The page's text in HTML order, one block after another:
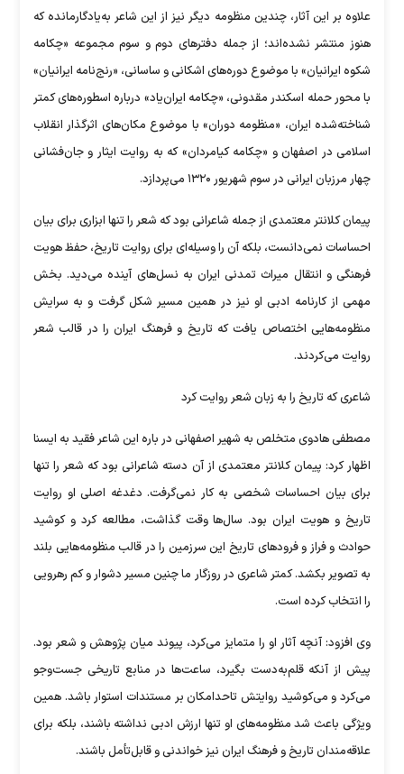
علاوه بر این آثار، چندین منظومه دیگر نیز از این شاعر به‌یادگارمانده که
هنوز منتشر نشده‌اند؛ از جمله دفترهای دوم و سوم مجموعه «چکامه
شکوه ایرانیان» با موضوع دوره‌های اشکانی و ساسانی، «رنج‌نامه ایرانیان»
با محور حمله اسکندر مقدونی، «چکامه ایران‌یاد» درباره اسطوره‌های کمتر
شناخته‌شده ایران، «منظومه دوران» با موضوع مکان‌های اثرگذار انقلاب
اسلامی در اصفهان و «چکامه کیامردان» که به روایت ایثار و جان‌فشانی
چهار مرزبان ایرانی در سوم شهریور ۱۳۲۰ می‌پردازد.
پیمان کلانتر معتمدی از جمله شاعرانی بود که شعر را تنها ابزاری برای بیان
احساسات نمی‌دانست، بلکه آن را وسیله‌ای برای روایت تاریخ، حفظ هویت
فرهنگی و انتقال میراث تمدنی ایران به نسل‌های آینده می‌دید. بخش
مهمی از کارنامه ادبی او نیز در همین مسیر شکل گرفت و به سرایش
منظومه‌هایی اختصاص یافت که تاریخ و فرهنگ ایران را در قالب شعر
روایت می‌کردند.
شاعری که تاریخ را به زبان شعر روایت کرد
مصطفی هادوی متخلص به شهیر اصفهانی در باره این شاعر فقید به ایسنا
اظهار کرد: پیمان کلانتر معتمدی از آن دسته شاعرانی بود که شعر را تنها
برای بیان احساسات شخصی به کار نمی‌گرفت. دغدغه اصلی او روایت
تاریخ و هویت ایران بود. سال‌ها وقت گذاشت، مطالعه کرد و کوشید
حوادث و فراز و فرودهای تاریخ این سرزمین را در قالب منظومه‌هایی بلند
به تصویر بکشد. کمتر شاعری در روزگار ما چنین مسیر دشوار و کم رهرویی
را انتخاب کرده است.
وی افزود: آنچه آثار او را متمایز می‌کرد، پیوند میان پژوهش و شعر بود.
پیش از آنکه قلم‌به‌دست بگیرد، ساعت‌ها در منابع تاریخی جست‌وجو
می‌کرد و می‌کوشید روایتش تاحدامکان بر مستندات استوار باشد. همین
ویژگی باعث شد منظومه‌های او تنها ارزش ادبی نداشته باشند، بلکه برای
علاقه‌مندان تاریخ و فرهنگ ایران نیز خواندنی و قابل‌تأمل باشند.